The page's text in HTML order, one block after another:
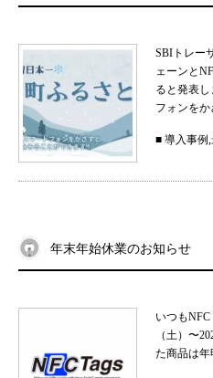
SBIトレー
ェーンと
ると発表
フォンを
■ 導入事例,
年末年始休業のお知らせ
いつも
（土）〜
た商品は